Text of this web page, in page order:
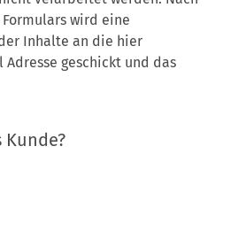
wird eine
Inhalte an die hier
Adresse geschickt und das